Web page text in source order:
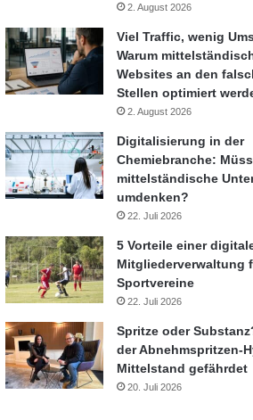
2. August 2026
Viel Traffic, wenig
Warum
Websites an den
Stellen optimiert
2. August 2026
Digitalisierung in der
Chemiebranche:
mittelständische
umdenken?
22. Juli 2026
5 Vorteile einer
Mitgliederverwaltung
Sportvereine
22. Juli 2026
Spritze oder
der Abnehmspritzen-
Mittelstand gefährdet
20. Juli 2026